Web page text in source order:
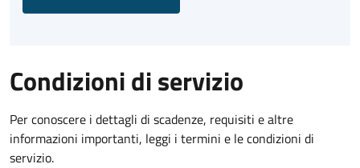
Condizioni di servizio
Per conoscere i dettagli di scadenze, requisiti e altre
informazioni importanti, leggi i termini e le condizioni di
servizio.